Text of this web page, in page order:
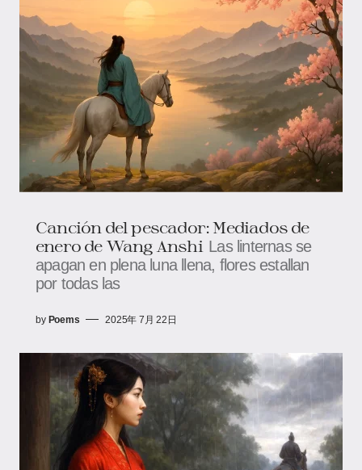
Canción del pescador: Mediados de
enero ​​de Wang Anshi Las linternas se
apagan en plena luna llena, flores estallan
por todas las
by Poems 2025年 7月 22日